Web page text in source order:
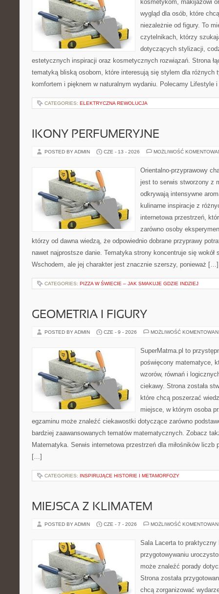
kosmetykom, makijażowi
wygląd dla osób, które
niezależnie od figury. To
czytelnikach, którzy
dotyczących stylizacji,
estetycznych inspiracji oraz kosmetycznych rozwiązań. Strona
tematyką bliską osobom, które interesują się stylem dla różnych
komfortem i pięknem w naturalnym wydaniu. Polecamy Lifestyle
CATEGORIES: ELEKTRYCZNA REWOLUCJA
IKONY PERFUMERYJNE
POSTED BY ADMIN CZE - 13 - 2026 MOŻLIWOŚĆ
Orientalno-przyprawowy
jest to serwis stworzony z
odkrywają intensywne
kulinarne inspiracje z
internetowa przestrzeń,
zarówno osoby
którzy od dawna wiedzą, że odpowiednio dobrane przyprawy
nawet najprostsze danie. Tematyka strony koncentruje się wokół
Wschodem, ale jej charakter jest znacznie szerszy, ponieważ […]
CATEGORIES: PIZZA W ŚWIECIE – JAK SMAKUJE GDZIE INDZIEJ
GEOMETRIA I FIGURY
POSTED BY ADMIN CZE - 9 - 2026 MOŻLIWOŚĆ
SuperMatma.pl to
poświęcony matematyce,
wzorów, równań i
ciekawy. Strona została
które chcą poszerzać
miejsce, w którym osoba
egzaminu może znaleźć ciekawostki dotyczące zarówno
bardziej zaawansowanych tematów matematycznych. Zobacz
Matematyka. Serwis internetowa przestrzeń dla miłośników liczb
[…]
CATEGORIES: INSPIRUJĄCE HISTORIE I METAMORFOZY
MIEJSCA Z KLIMATEM
POSTED BY ADMIN CZE - 7 - 2026 MOŻLIWOŚĆ
Sala Lacerta to praktyczny
przygotowywaniu
może znaleźć porady
Strona została
chcą zorganizować